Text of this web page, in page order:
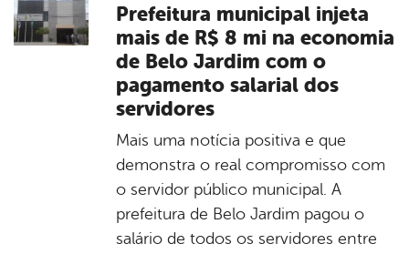
Prefeitura municipal injeta
mais de R$ 8 mi na economia
de Belo Jardim com o
pagamento salarial dos
servidores
Mais uma notícia positiva e que
demonstra o real compromisso com
o servidor público municipal. A
prefeitura de Belo Jardim pagou o
salário de todos os servidores entre